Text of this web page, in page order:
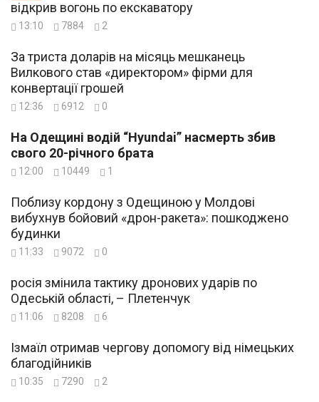
відкрив вогонь по екскаватору
13:10 7884 2
За триста доларів на місяць мешканець
Вилкового став «директором» фірми для
конвертації грошей
12:36 6912 0
На Одещині водій “Hyundai” насмерть збив
свого 20-річного брата
12:00 10449 1
Поблизу кордону з Одещиною у Молдові
вибухнув бойовий «дрон-ракета»: пошкоджено
будинки
11:33 9072 0
росія змінила тактику дронових ударів по
Одеській області, – Плетенчук
11:06 8208 6
Ізмаїл отримав чергову допомогу від німецьких
благодійників
10:35 7290 2